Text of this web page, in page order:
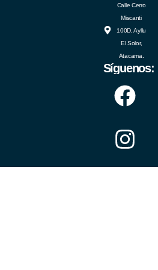
Calle Cerro
Miscanti
100D, Ayllu
El Solor,
Atacama.
Síguenos: